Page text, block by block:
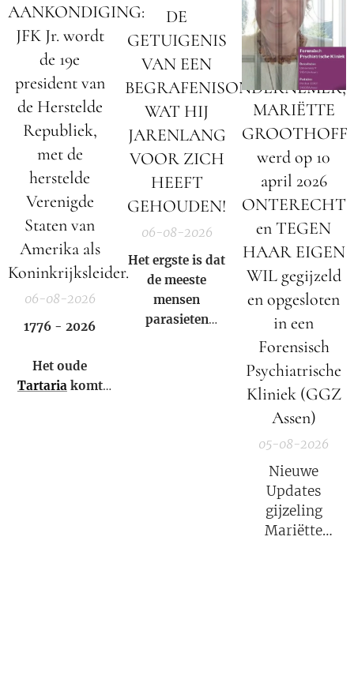
AANKONDIGING:
JFK Jr. wordt
de 19e
president van
de Herstelde
Republiek,
met de
herstelde
Verenigde
Staten van
Amerika als
Koninkrijksleider.
06-08-2026
1776 - 2026
Het oude
Tartaria komt
DE
GETUIGENIS
VAN EEN
BEGRAFENISONDERNEMER;
WAT HIJ
JARENLANG
VOOR ZICH
HEEFT
GEHOUDEN!
06-08-2026
Het ergste is dat
de meeste
mensen
parasieten
MARIËTTE
GROOTHOFF
werd op 10
april 2026
ONTERECHT
en TEGEN
HAAR EIGEN
WIL gegijzeld
en opgesloten
in een
Forensisch
Psychiatrische
Kliniek (GGZ
Assen)
05-08-2026
Nieuwe
Updates
gijzeling
Mariëtte